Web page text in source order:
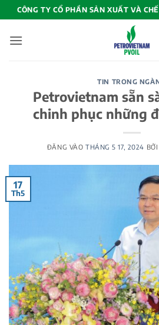
qua
nội
CÔNG TY CỔ PHẦN SẢN XUẤT VÀ
TIN TRONG
Petrovietnam sẵn
chinh phục những
ĐĂNG VÀO THÁNG 5 17, 2024 BỞI
17
Th5